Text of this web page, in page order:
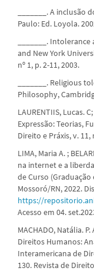
_______. A
Paulo: Ed. Loyola.
_______.
and New York
nº 1, p. 2-11, 2003.
_______. Religious
Philosophy,
LAURENTIIS, Lucas.
Expressão: Teorias,
Direito e Práxis, v. 11,
LIMA, Maria A. ;
na internet e a
de Curso
Mossoró/RN, 2022.
https://
Acesso em 04.
MACHADO, Natália.
Direitos Humanos:
Interamericana de
130. Revista de